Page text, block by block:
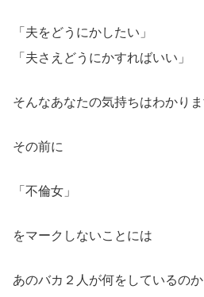
「夫をどうにかしたい」
「夫さえどうにかすればいい」
そんなあなたの気持ちはわかり
その前に
「不倫女」
をマークしないことには
あのバカ２人が何をしているのか